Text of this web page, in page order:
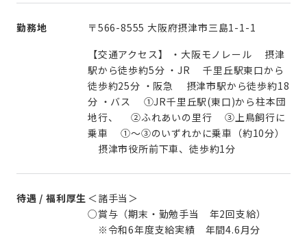
勤務地
〒566-8555 大阪府摂津市三島1-1-1
【交通アクセス】 ・大阪モノレール 摂津
駅から徒歩約5分 ・JR 千里丘駅東口から
徒歩約25分 ・阪急 摂津市駅から徒歩約18
分 ・バス ①JR千里丘駅(東口)から柱本団
地行、 ②ふれあいの里行 ③上鳥飼行に
乗車 ①～③のいずれかに乗車（約10分）
摂津市役所前下車、徒歩約1分
待遇 / 福利厚生 ＜諸手当＞
○賞与（期末・勤勉手当 年2回支給）
※令和6年度支給実績 年間4.6月分